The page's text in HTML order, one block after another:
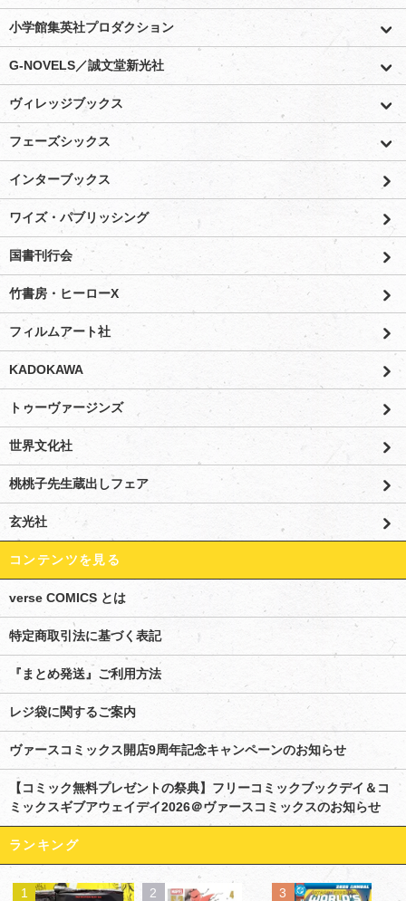
小学館集英社プロダクション
G-NOVELS／誠文堂新光社
ヴィレッジブックス
フェーズシックス
インターブックス
ワイズ・パブリッシング
国書刊行会
竹書房・ヒーローX
フィルムアート社
KADOKAWA
トゥーヴァージンズ
世界文化社
桃桃子先生蔵出しフェア
玄光社
コンテンツを見る
verse COMICS とは
特定商取引法に基づく表記
『まとめ発送』ご利用方法
レジ袋に関するご案内
ヴァースコミックス開店9周年記念キャンペーンのお知らせ
【コミック無料プレゼントの祭典】フリーコミックブックデイ＆コ
ミックスギブアウェイデイ2026＠ヴァースコミックスのお知らせ
ランキング
1 2 3